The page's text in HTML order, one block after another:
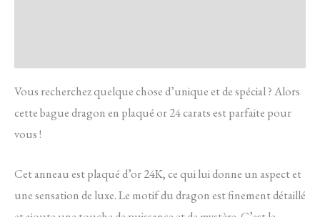
Vous recherchez quelque chose d’unique et de spécial ? Alors
cette bague dragon en plaqué or 24 carats est parfaite pour
vous !
Cet anneau est plaqué d’or 24K, ce qui lui donne un aspect et
une sensation de luxe. Le motif du dragon est finement détaillé